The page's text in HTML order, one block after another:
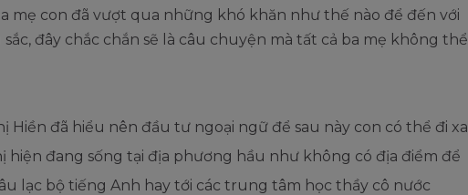
mẹ con đã vượt qua những khó khăn như thế nào để đến với
đây chắc chắn sẽ là câu chuyện mà tất cả ba mẹ không thể
Hiền đã hiểu nên đầu tư ngoại ngữ để sau này con có thể đi xa
hiện đang sống tại địa phương hầu như không có địa điểm để
lạc bộ tiếng Anh hay tới các trung tâm học thầy cô nước